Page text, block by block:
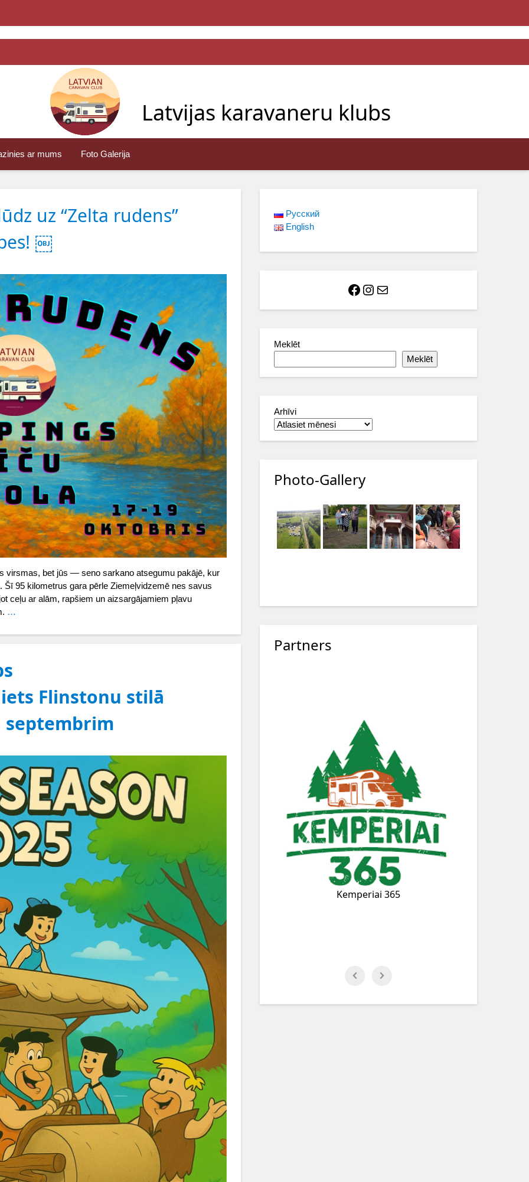
Latvijas karavaneru klubs
ar mums Foto Galerija
uz “Zelta rudens”
￼
virsmas, bet jūs — seno sarkano atsegumu pakājē, kur
95 kilometrus gara pērle Ziemeļvidzemē nes savus
ceļu ar alām, rapšiem un aizsargājamiem pļavu
…
Flinstonu stilā
septembrim
Русский
English
Facebook
Instagram
Mail
Meklēt
Meklēt
Arhīvi
Photo-Gallery
Partners
...